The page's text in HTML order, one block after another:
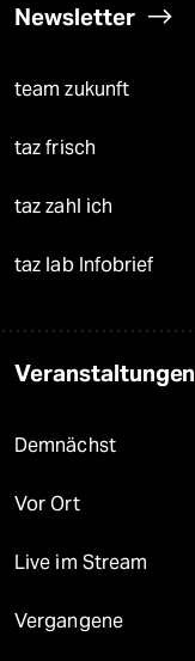
Newsletter
team zukunft
taz frisch
taz zahl ich
taz lab Infobrief
Veranstaltungen
Demnächst
Vor Ort
Live im Stream
Vergangene